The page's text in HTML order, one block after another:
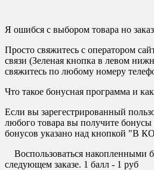
Я ошибся с выбором товара но
Просто свяжитесь с оператором
связи (Зеленая кнопка в левом
свяжитесь по любому номеру
Что такое бонусная программа и
Если вы зарегестрированный
любого товара вы получите бонусы
бонусов указано над кнопкой "В
Воспользоваться
следующем заказе. 1 балл - 1 руб